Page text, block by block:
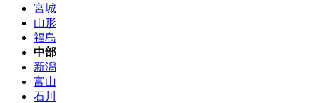
宮城
山形
福島
中部
新潟
富山
石川